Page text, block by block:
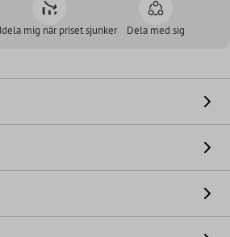
mig när priset sjunker Dela med sig